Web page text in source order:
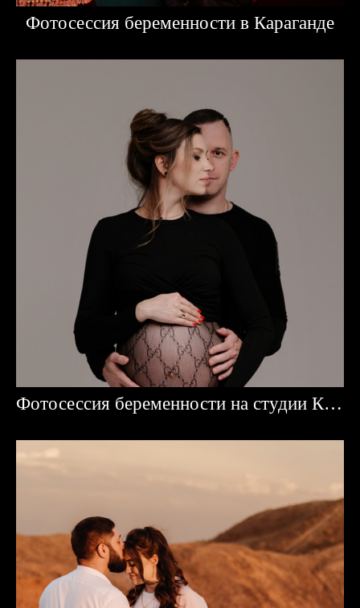
Фотосессия беременности в Караганде
Фотосессия беременности на студии Караганда